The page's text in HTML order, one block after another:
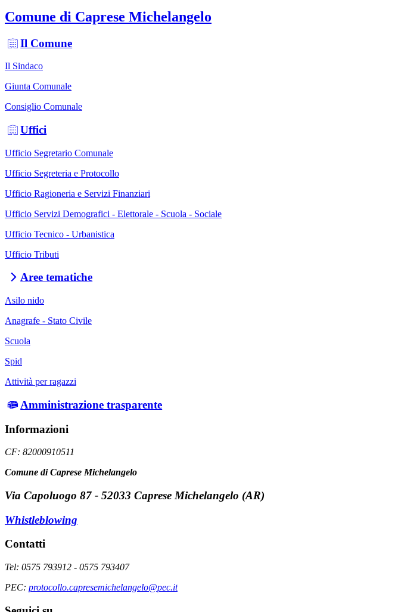
Comune di Caprese Michelangelo
Il Comune
Il Sindaco
Giunta Comunale
Consiglio Comunale
Uffici
Ufficio Segretario Comunale
Ufficio Segreteria e Protocollo
Ufficio Ragioneria e Servizi Finanziari
Ufficio Servizi Demografici - Elettorale - Scuola - Sociale
Ufficio Tecnico - Urbanistica
Ufficio Tributi
Aree tematiche
Asilo nido
Anagrafe - Stato Civile
Scuola
Spid
Attività per ragazzi
Amministrazione trasparente
Informazioni
CF: 82000910511
Comune di Caprese Michelangelo
Via Capoluogo 87 - 52033 Caprese Michelangelo (AR)
Whistleblowing
Contatti
Tel: 0575 793912 - 0575 793407
PEC: protocollo.capresemichelangelo@pec.it